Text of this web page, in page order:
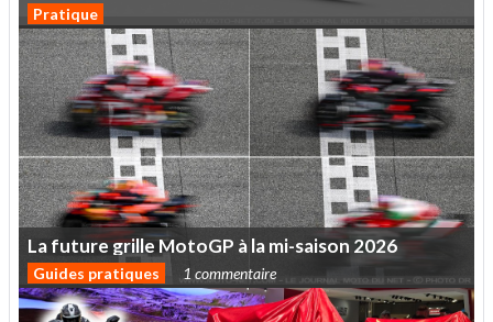
Pratique
Lafuturegrille MotoGP àlami-saison 2026
Guides pratiques 1 commentaire